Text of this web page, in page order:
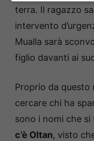
terra. Il ragazzo
intervento
Mualla sarà
figlio davanti ai
Proprio da questo
cercare chi ha
sono i nomi che si
c’è Oltan, visto